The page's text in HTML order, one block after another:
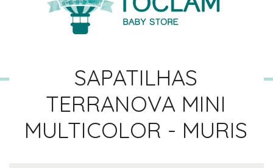
SAPATILHAS
TERRANOVA MINI
MULTICOLOR - MURIS